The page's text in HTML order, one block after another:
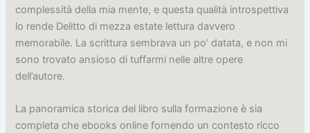
complessità della mia mente, e questa qualità introspettiva
lo rende Delitto di mezza estate lettura davvero
memorabile. La scrittura sembrava un po’ datata, e non mi
sono trovato ansioso di tuffarmi nelle altre opere
dell’autore.
La panoramica storica del libro sulla formazione è sia
completa che ebooks online fornendo un contesto ricco